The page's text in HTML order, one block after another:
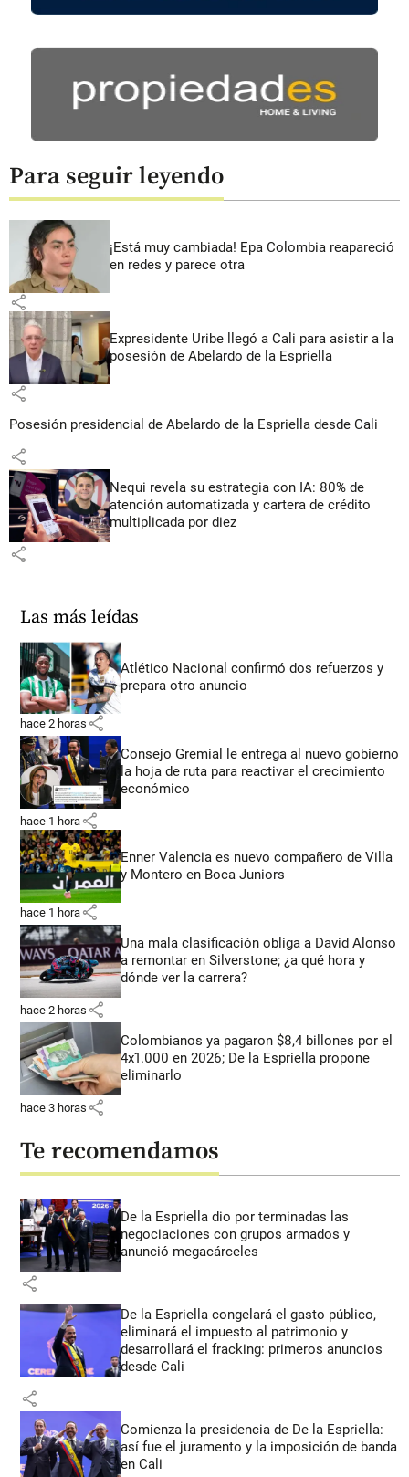
Para seguir leyendo
¡Está muy cambiada! Epa Colombia reapareció
en redes y parece otra
share
Expresidente Uribe llegó a Cali para asistir a la
posesión de Abelardo de la Espriella
share
Posesión presidencial de Abelardo de la Espriella desde Cali
share
Nequi revela su estrategia con IA: 80% de
atención automatizada y cartera de crédito
multiplicada por diez
share
Las más leídas
Atlético Nacional confirmó dos refuerzos y
prepara otro anuncio
hace 2 horas share
Consejo Gremial le entrega al nuevo gobierno
la hoja de ruta para reactivar el crecimiento
económico
hace 1 hora share
Enner Valencia es nuevo compañero de Villa
y Montero en Boca Juniors
hace 1 hora share
Una mala clasificación obliga a David Alonso
a remontar en Silverstone; ¿a qué hora y
dónde ver la carrera?
hace 2 horas share
Colombianos ya pagaron $8,4 billones por el
4x1.000 en 2026; De la Espriella propone
eliminarlo
hace 3 horas share
Te recomendamos
De la Espriella dio por terminadas las
negociaciones con grupos armados y
anunció megacárceles
share
De la Espriella congelará el gasto público,
eliminará el impuesto al patrimonio y
desarrollará el fracking: primeros anuncios
desde Cali
share
Comienza la presidencia de De la Espriella:
así fue el juramento y la imposición de banda
en Cali